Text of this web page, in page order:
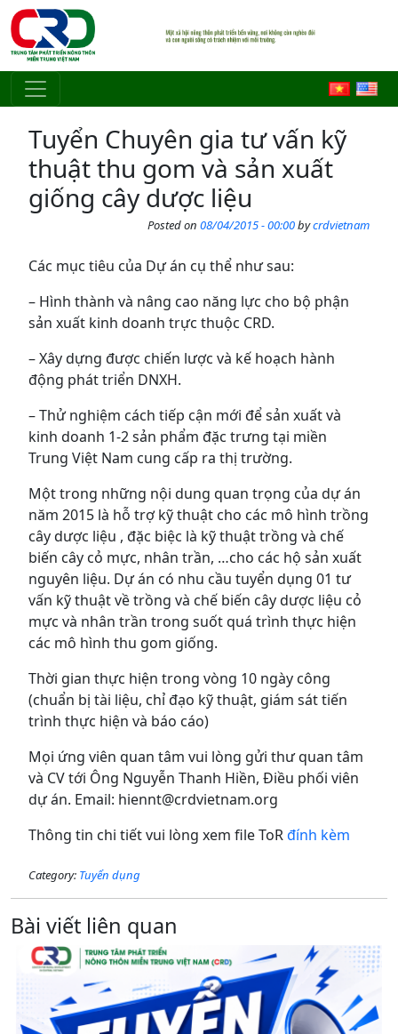
Skip to main content
Tuyển Chuyên gia tư vấn kỹ
thuật thu gom và sản xuất
giống cây dược liệu
Posted on 08/04/2015 - 00:00bycrdvietnam
Các mục tiêu của Dự án cụ thể như sau:
– Hình thành và nâng cao năng lực cho bộ phận
sản xuất kinh doanh trực thuộc CRD.
– Xây dựng được chiến lược và kế hoạch hành
động phát triển DNXH.
– Thử nghiệm cách tiếp cận mới để sản xuất và
kinh doanh 1-2 sản phẩm đặc trưng tại miền
Trung Việt Nam cung cấp ra thị trường.
Một trong những nội dung quan trọng của dự án
năm 2015 là hỗ trợ kỹ thuật cho các mô hình trồng
cây dược liệu , đặc biệc là kỹ thuật trồng và chế
biến cây cỏ mực, nhân trần, …cho các hộ sản xuất
nguyên liệu. Dự án có nhu cầu tuyển dụng 01 tư
vấn kỹ thuật về trồng và chế biến cây dược liệu cỏ
mực và nhân trần trong suốt quá trình thực hiện
các mô hình thu gom giống.
Thời gian thực hiện trong vòng 10 ngày công
(chuẩn bị tài liệu, chỉ đạo kỹ thuật, giám sát tiến
trình thực hiện và báo cáo)
Mọi ứng viên quan tâm vui lòng gửi thư quan tâm
và CV tới Ông Nguyễn Thanh Hiền, Điều phối viên
dự án. Email: hiennt@crdvietnam.org
Thông tin chi tiết vui lòng xem file ToRđính kèm
Category: Tuyển dụng
Bài viết liên quan